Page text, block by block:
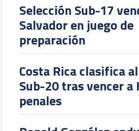
Selección Sub-17
Salvador en juego de
preparación
Costa Rica clasifica
Sub-20 tras vencer a
penales